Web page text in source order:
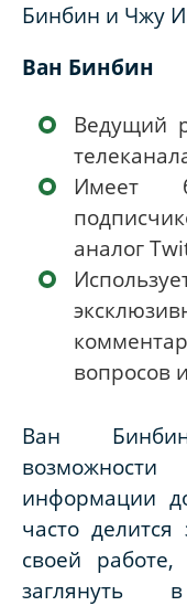
Бинбин и Чжу
Ван Бинбин
Ведущий
Имеет
аналог
вопросов
Ван
информации
часто
своей работе,
заглянуть